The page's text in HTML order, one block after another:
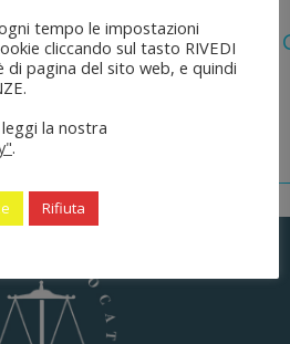
2026 N. 137 “delega
Forense”
tempo le impostazioni
cliccando sul tasto RIVEDI
di pagina del sito web, e quindi
la nostra
.
Rifiuta